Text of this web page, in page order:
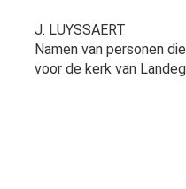
J. LUYSSAERT
Namen van personen
voor de kerk van